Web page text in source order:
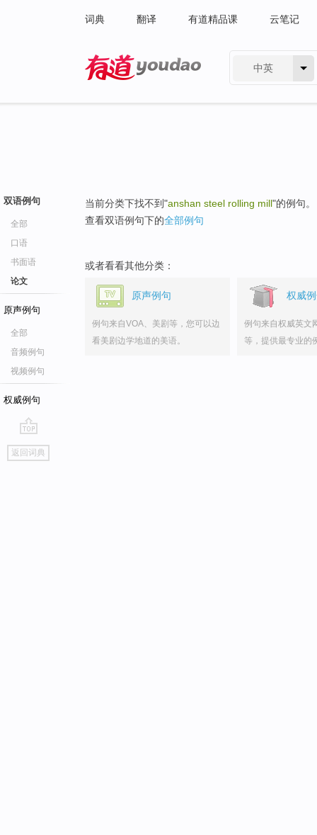
词典 翻译 有道精品课 云笔记
中英
双语例句
全部
口语
书面语
论文
原声例句
全部
音频例句
视频例句
权威例句
go
top
返回词典
当前分类下找不到"anshan steel rolling mill"的例句。
查看双语例句下的全部例句
或者看看其他分类：
原声例句
例句来自VOA、美剧等，您可以边
看美剧边学地道的美语。
权威
例句来自权威英文
等，提供最专业的